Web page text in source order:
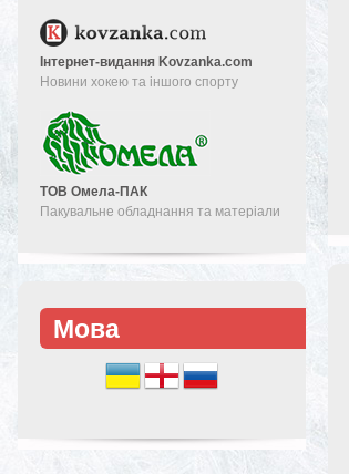
Інтернет-видання Kovzanka.com
Новини хокею та іншого спорту
ТОВ Омела-ПАК
Пакувальне обладнання та матеріали
Мова